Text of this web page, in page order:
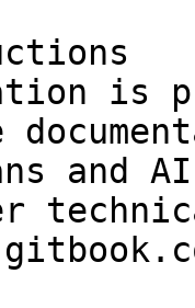
is
and